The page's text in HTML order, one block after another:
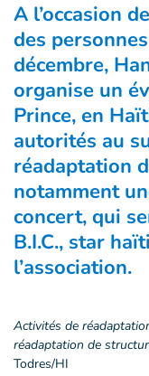
A l’occasion
des
décembre,
organise un
Prince, en
autorités au
réadaptation
notamment
concert, qui
B.I.C., star
l’association.
Activités de
réadaptation de
Todres/HI